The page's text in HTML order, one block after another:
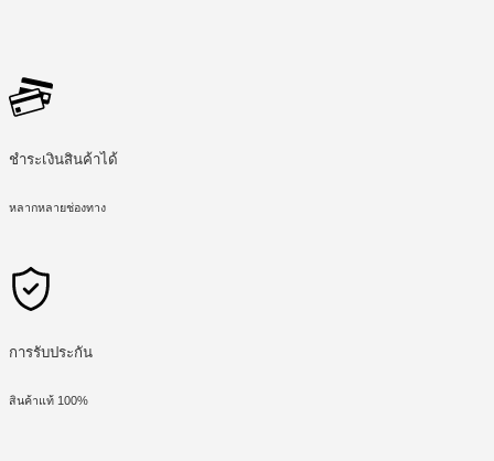
ชำระเงินสินค้าได้
หลากหลายช่องทาง
การรับประกัน
สินค้าแท้ 100%